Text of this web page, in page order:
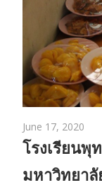
June 17, 2020
โรงเรียนพุ
มหาวิทยา